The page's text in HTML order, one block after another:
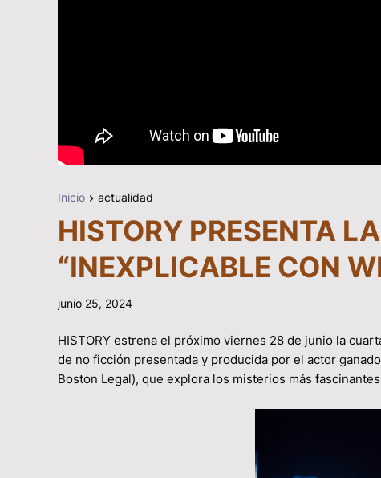
Inicio actualidad
HISTORY PRESENTA
“INEXPLICABLE CON
junio 25, 2024
HISTORY estrena el próximo viernes 28 de junio la
de no ficción presentada y producida por el actor
Boston Legal), que explora los misterios más